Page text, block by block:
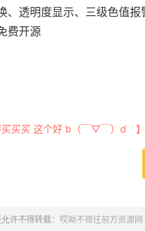
、透明度显示、三级色值
费开源
买买买 这个好 b（￣▽￣）d 】
许不得转载： 哎呦不错往前方资源网